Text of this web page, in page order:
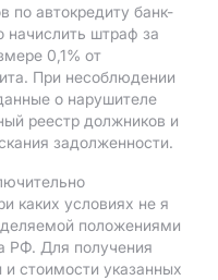
по автокредиту банк-
начислить штраф за
0,1% от
При несоблюдении
о нарушителе
реестр должников и
задолженности.
каких условиях не я
положениями
РФ. Для получения
стоимости указанных